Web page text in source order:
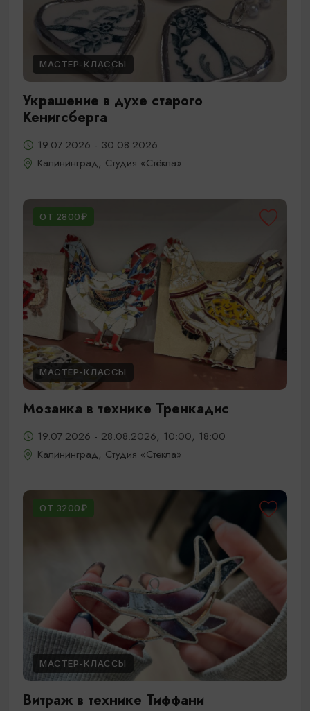
МАСТЕР-КЛАССЫ
Украшение в духе старого
Кенигсберга
19.07.2026 - 30.08.2026
Калининград, Студия «Стёкла»
ОТ 2800₽
МАСТЕР-КЛАССЫ
Мозаика в технике Тренкадис
19.07.2026 - 28.08.2026, 10:00, 18:00
Калининград, Студия «Стёкла»
ОТ 3200₽
МАСТЕР-КЛАССЫ
Витраж в технике Тиффани